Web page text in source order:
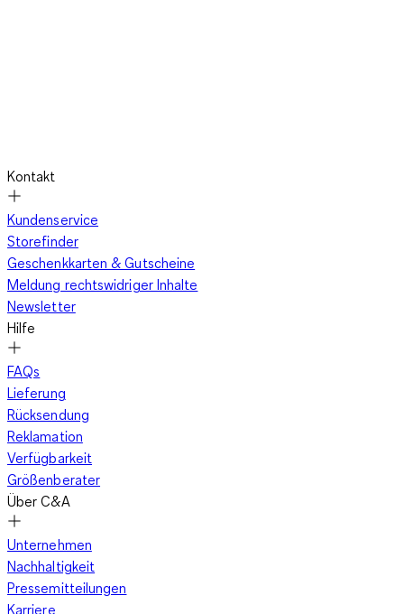
Kontakt
Kundenservice
Storefinder
Geschenkkarten & Gutscheine
Meldung rechtswidriger Inhalte
Newsletter
Hilfe
FAQs
Lieferung
Rücksendung
Reklamation
Verfügbarkeit
Größenberater
Über C&A
Unternehmen
Nachhaltigkeit
Pressemitteilungen
Karriere